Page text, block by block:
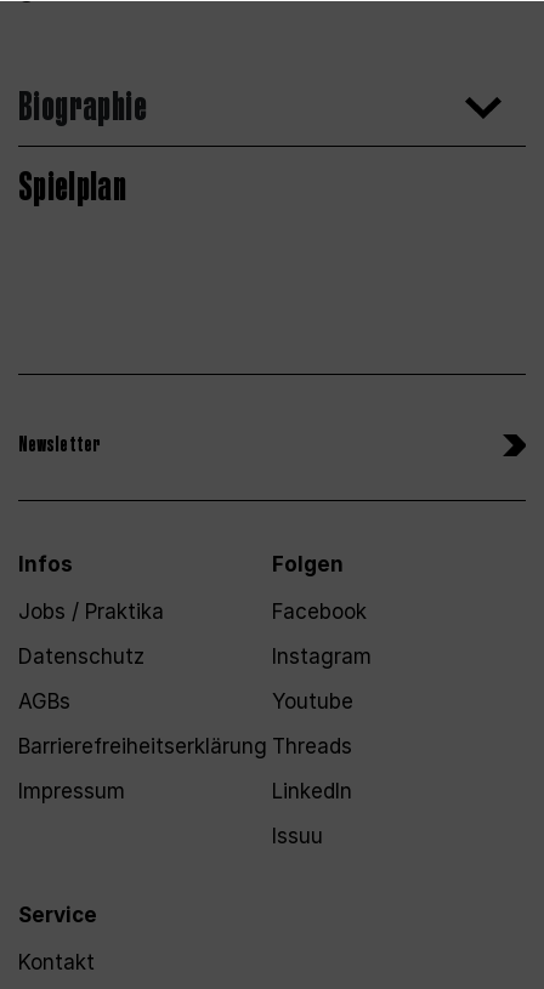
Biographie
Spielplan
Newsletter
Infos
Jobs / Praktika
Datenschutz
AGBs
Barrierefreiheitserklärung
Impressum
Service
Kontakt
Folgen
Facebook
Instagram
Youtube
Threads
LinkedIn
Issuu